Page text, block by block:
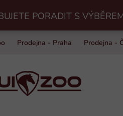
PORADIT S
Prodejna - Praha Prodejna -